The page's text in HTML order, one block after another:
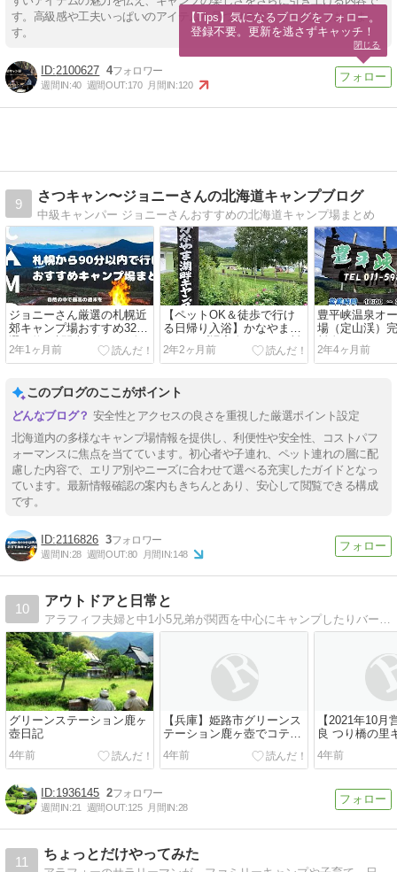
す。高級感や工夫いっぱいのアイテムを見つける楽しさも伝えておりま
す。
2100627 4
週間IN:40 週間OUT:170 月間IN:120
9
さつキャン〜ジョニーさんの北海道キャンプブログ
中級キャンパー ジョニーさんおすすめの北海道キャンプ場まとめ
ジョニーさん厳選の札幌近
郊キャンプ場おすすめ32
選！約1時間半で行ける人
気キャンプ場を紹介
2年1ヶ月前
【ペットOK＆徒歩で行け
る日帰り入浴】かなやま湖
キャンプ場完全ガイド！料
金システム＆サイトの選び
2年2ヶ月前
豊平峡温泉オ
場（定山渓）
料金システム
覚えておくべ
2年4ヶ月前
このブログのここがポイント
安全性とアクセスの良さを重視した厳選ポイント設定
北海道内の多様なキャンプ場情報を提供し、利便性や安全性、コストパフ
ォーマンスに焦点を当てています。初心者や子連れ、ペット連れの層に配
慮した内容で、エリア別やニーズに合わせて選べる充実したガイドとなっ
ています。最新情報確認の案内もきちんとあり、安心して閲覧できる構成
です。
2116826 3
週間IN:28 週間OUT:80 月間IN:148
10
アウトドアと日常と
アラフィフ夫婦と中1小5兄弟が関西を中心にキャンプしたりバーベキューしたり外遊びしたり
グリーンステーション鹿ヶ
壺日記
4年前
【兵庫】姫路市グリーンス
テーション鹿ヶ壺でコテー
ジ泊
4年前
【2021年10月
良 つり橋の里
4年前
1936145 2
週間IN:21 週間OUT:125 月間IN:28
11
ちょっとだけやってみた
【Tips】気になるブログをフォロー。
登録不要。更新を逃さずキャッチ！
閉じる